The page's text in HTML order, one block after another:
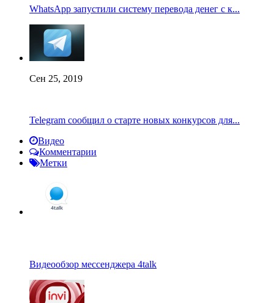
WhatsApp запустили систему перевода денег с к...
Сен 25, 2019
Telegram сообщил о старте новых конкурсов для...
Видео
Комментарии
Метки
Видеообзор мессенджера 4talk